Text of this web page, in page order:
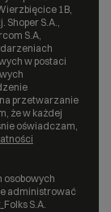
1B,
Shoper S.A.,
S.A,
w postaci
przetwarzanie
że w każdej
oświadczam,
osobowych
administrować
S.A.